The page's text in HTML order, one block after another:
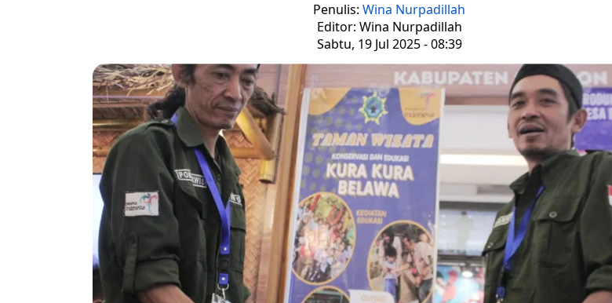
Penulis: Wina Nurpadillah
Editor: Wina Nurpadillah
Sabtu, 19 Jul 2025 - 08:39